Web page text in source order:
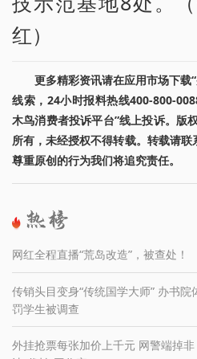
红）
更多精彩资讯请在应用市场下载
线索，24小时报料热线400-800-
木鸟消费者投诉平台”线上投诉。版
所有，未经授权不得转载。转载请
尊重原创的行为我们将追究责任。
网红全程直播“荒岛改造”，被查处！
传销头目变身“传统国学大师” 办书院
罚学生被调查
外挂抢票每张加价上千元 网警端掉非